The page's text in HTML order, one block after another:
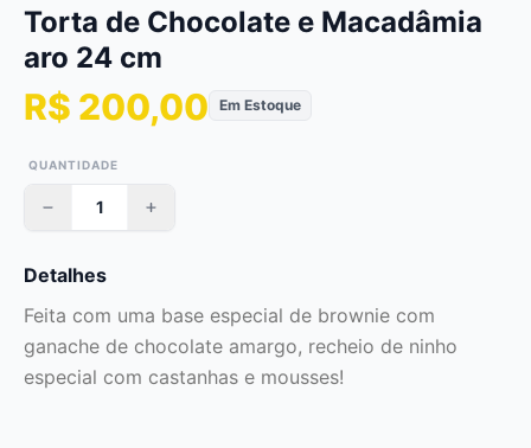
Torta de Chocolate e Macadâmia
aro 24 cm
R$ 200,00 Em Estoque
QUANTIDADE
Detalhes
Feita com uma base especial de brownie com
ganache de chocolate amargo, recheio de ninho
especial com castanhas e mousses!